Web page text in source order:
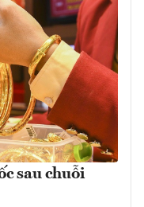
sau chuỗi